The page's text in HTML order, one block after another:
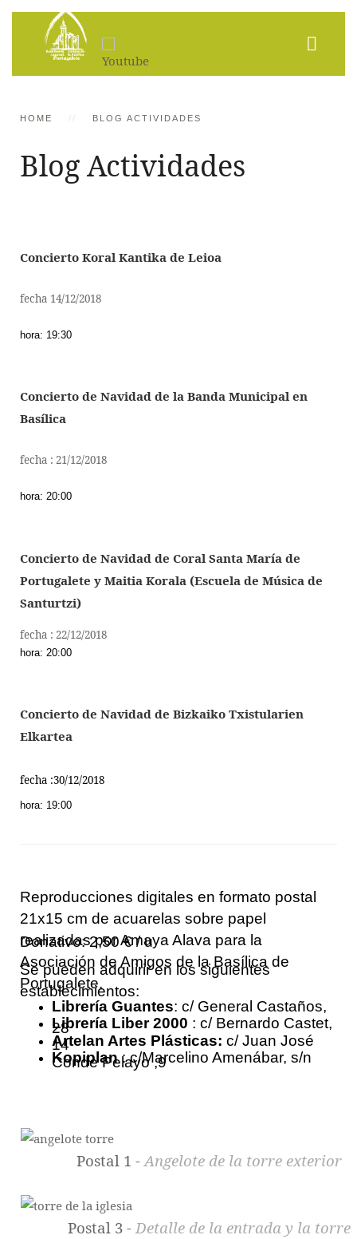
HOME BLOG ACTIVIDADES
Blog Actividades
Concierto Koral Kantika de Leioa
fecha 14/12/2018
hora: 19:30
Concierto de Navidad de la Banda Municipal en
Basílica
fecha : 21/12/2018
hora: 20:00
Concierto de Navidad de Coral Santa María de
Portugalete y Maitia Korala (Escuela de Música de
Santurtzi)
fecha : 22/12/2018
hora: 20:00
Concierto de Navidad de Bizkaiko Txistularien
Elkartea
fecha :30/12/2018
hora: 19:00
Reproducciones digitales en formato postal
21x15 cm de acuarelas sobre papel
realizadas por Amaya Alava para la
Asociación de Amigos de la Basílica de
Portugalete.
Donativo: 2,50 € / u
Se pueden adquirir en los siguientes
establecimientos:
Librería Guantes: c/ General Castaños,
28
Librería Liber 2000 : c/ Bernardo Castet,
14
Artelan Artes Plásticas: c/ Juan José
Conde Pelayo ,9
Kopiplan: c/Marcelino Amenábar, s/n
Postal 1 - Angelote de la torre exterior
Postal 3 - Detalle de la entrada y la torre